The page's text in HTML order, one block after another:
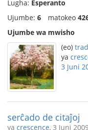
Lugha: Esperanto
Ujumbe: 6 matokeo
Ujumbe wa mwisho
(eo)
ya
3 Juni
serĉado de citaĵoj
ya crescence, 3 Juni